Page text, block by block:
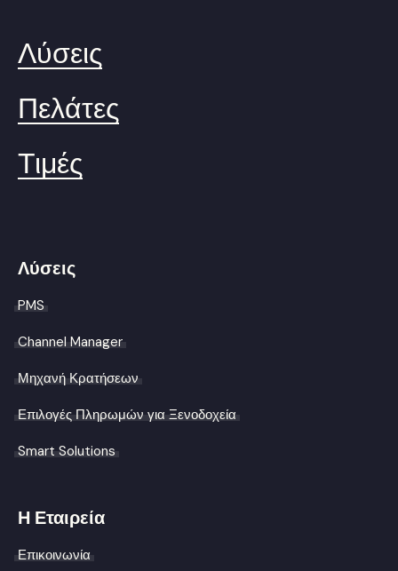
Λύσεις
Πελάτες
Τιμές
Λύσεις
PMS
Channel Manager
Μηχανή Κρατήσεων
Επιλογές Πληρωμών για Ξενοδοχεία
Smart Solutions
Η Εταιρεία
Επικοινωνία